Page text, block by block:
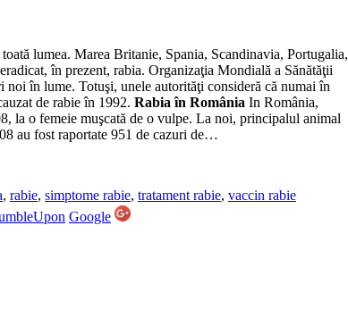
lumea. Marea Britanie, Spania, Scandinavia, Portugalia,
în prezent, rabia. Organizaţia Mondială a Sănătăţii
noi în lume. Totuşi, unele autorităţi consideră că numai în
de rabie în 1992. Rabia în România In România,
la o femeie muşcată de o vulpe. La noi, principalul animal
au fost raportate 951 de cazuri de…
, rabie, simptome rabie, tratament rabie, vaccin rabie
Google